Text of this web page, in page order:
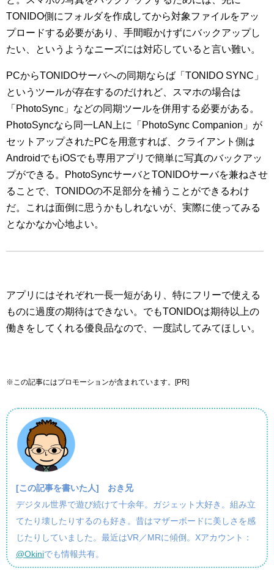
TONIDO側にフォルダを作成してから対象ファイルをアッ
プロードする必要があり、手間暇かけずにバックアップし
たい、というようなニーズには対応していると言い難い。
PCからTONIDOサーバへの同期ならば「TONIDO SYNC」
というツールが存在するのだけれど、スマホの場合は
「PhotoSync」などの同期ツールを併用する必要がある。
PhotoSyncなら同一LAN上に「PhotoSync Companion」が
セットアップされたPCを用意すれば、クライアント側は
AndroidでもiOSでも専用アプリで簡単に写真のバックアッ
プができる。PhotoSyncサーバとTONIDOサーバを兼ねさせ
ることで、TONIDOの不足部分を補うことができるわけ
だ。これは面倒に思うかもしれないが、実際に使ってみる
となかなか心地よい。
アプリにはそれぞれ一長一短があり、特にフリーで使える
ものに過度の期待はできない。でもTONIDOは期待以上の
働きをしてくれる優良品なので、一度試してみてほしい。
※この記事にはプロモーションが含まれています。[PR]
[この記事を書いた人] おき兄
デジタル世界で遊び続けて十余年。ガジェット大好き。組み立
てたり壊したりするのも好き。昔はマザーボードに美しさを感
じたりしていました。最近はVR／MRに傾倒。Xアカウント：
@Okiniでも情報共有。